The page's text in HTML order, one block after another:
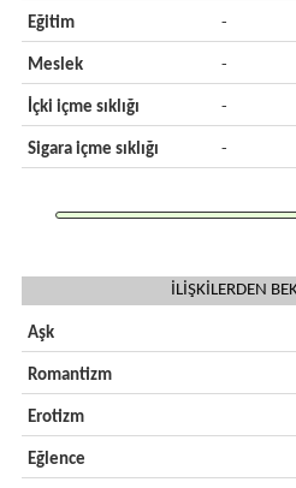
Eğitim -
Meslek -
İçki içme sıklığı -
Sigara içme sıklığı -
İLİŞKİLERDEN
Aşk
Romantizm
Erotizm
Eğlence